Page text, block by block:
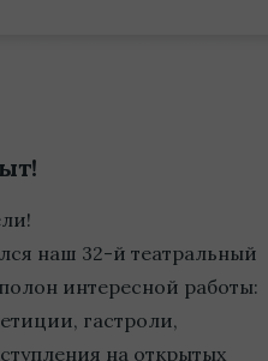
наш 32-й театральный
интересной работы:
гастроли,
на открытых